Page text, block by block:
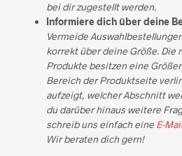
bei dir zugestellt werden.
Informiere dich über deine
Vermeide
korrekt über deine Größe. Die
Produkte besitzen eine
Bereich der Produktseite
aufzeigt, welcher Abschnitt
du darüber hinaus weitere
schreib uns einfach eine E-Mail
Wir beraten dich gern!